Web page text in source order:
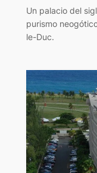
Un palacio del
purismo
le-Duc.